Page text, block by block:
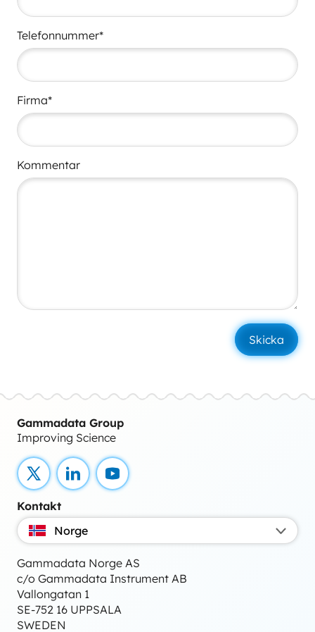
Telefonnummer*
Firma*
Kommentar
Gammadata Group
Improving Science
X LinkedInYouTube
Kontakt
Norge
Gammadata Norge AS
c/o Gammadata Instrument AB
Vallongatan 1
SE-752 16 UPPSALA
SWEDEN